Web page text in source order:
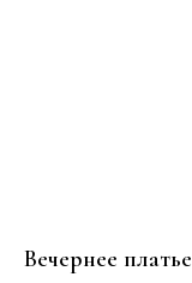
Вечернее платье